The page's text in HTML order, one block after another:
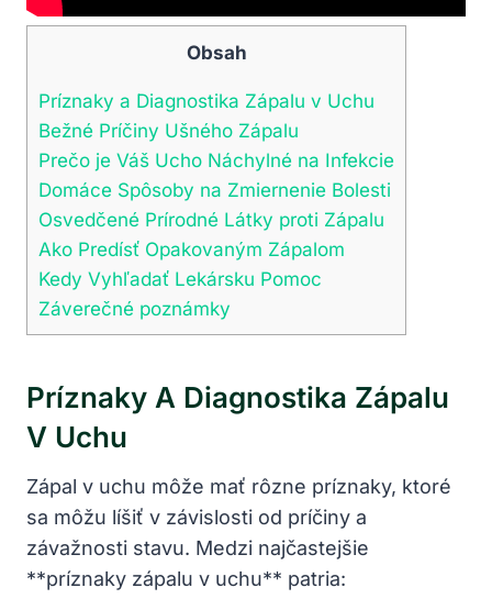
Obsah
Príznaky a Diagnostika Zápalu v⁢ Uchu
Bežné Príčiny Ušného Zápalu
Prečo je Váš Ucho Náchylné na Infekcie
Domáce Spôsoby na Zmiernenie Bolesti
Osvedčené Prírodné Látky proti Zápalu
Ako Predísť Opakovaným Zápalom
Kedy ⁤Vyhľadať‍ Lekársku ⁢Pomoc
Záverečné poznámky
Príznaky A Diagnostika Zápalu
V⁢ Uchu
Zápal v uchu môže⁣ mať rôzne príznaky, ktoré
sa môžu líšiť v ‍závislosti ‌od⁤ príčiny⁢ a
závažnosti stavu. ‌Medzi najčastejšie
**príznaky zápalu v uchu** patria: